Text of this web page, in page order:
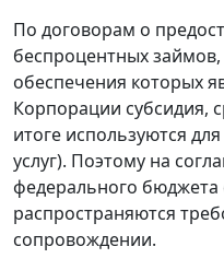
По договорам о
беспроцентных
обеспечения которых
Корпорации субсидия,
итоге используются
услуг). Поэтому на
федерального
распространяются
сопровождении.